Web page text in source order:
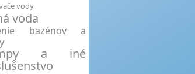
vody
voda
bazénov a
a iné